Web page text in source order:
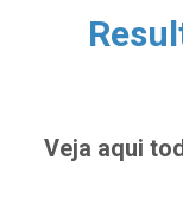
Veja aqui